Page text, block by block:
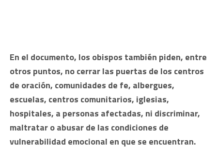
En el documento, los obispos también piden, entre
otros puntos, no cerrar las puertas de los centros
de oración, comunidades de fe, albergues,
escuelas, centros comunitarios, iglesias,
hospitales, a personas afectadas, ni discriminar,
maltratar o abusar de las condiciones de
vulnerabilidad emocional en que se encuentran.